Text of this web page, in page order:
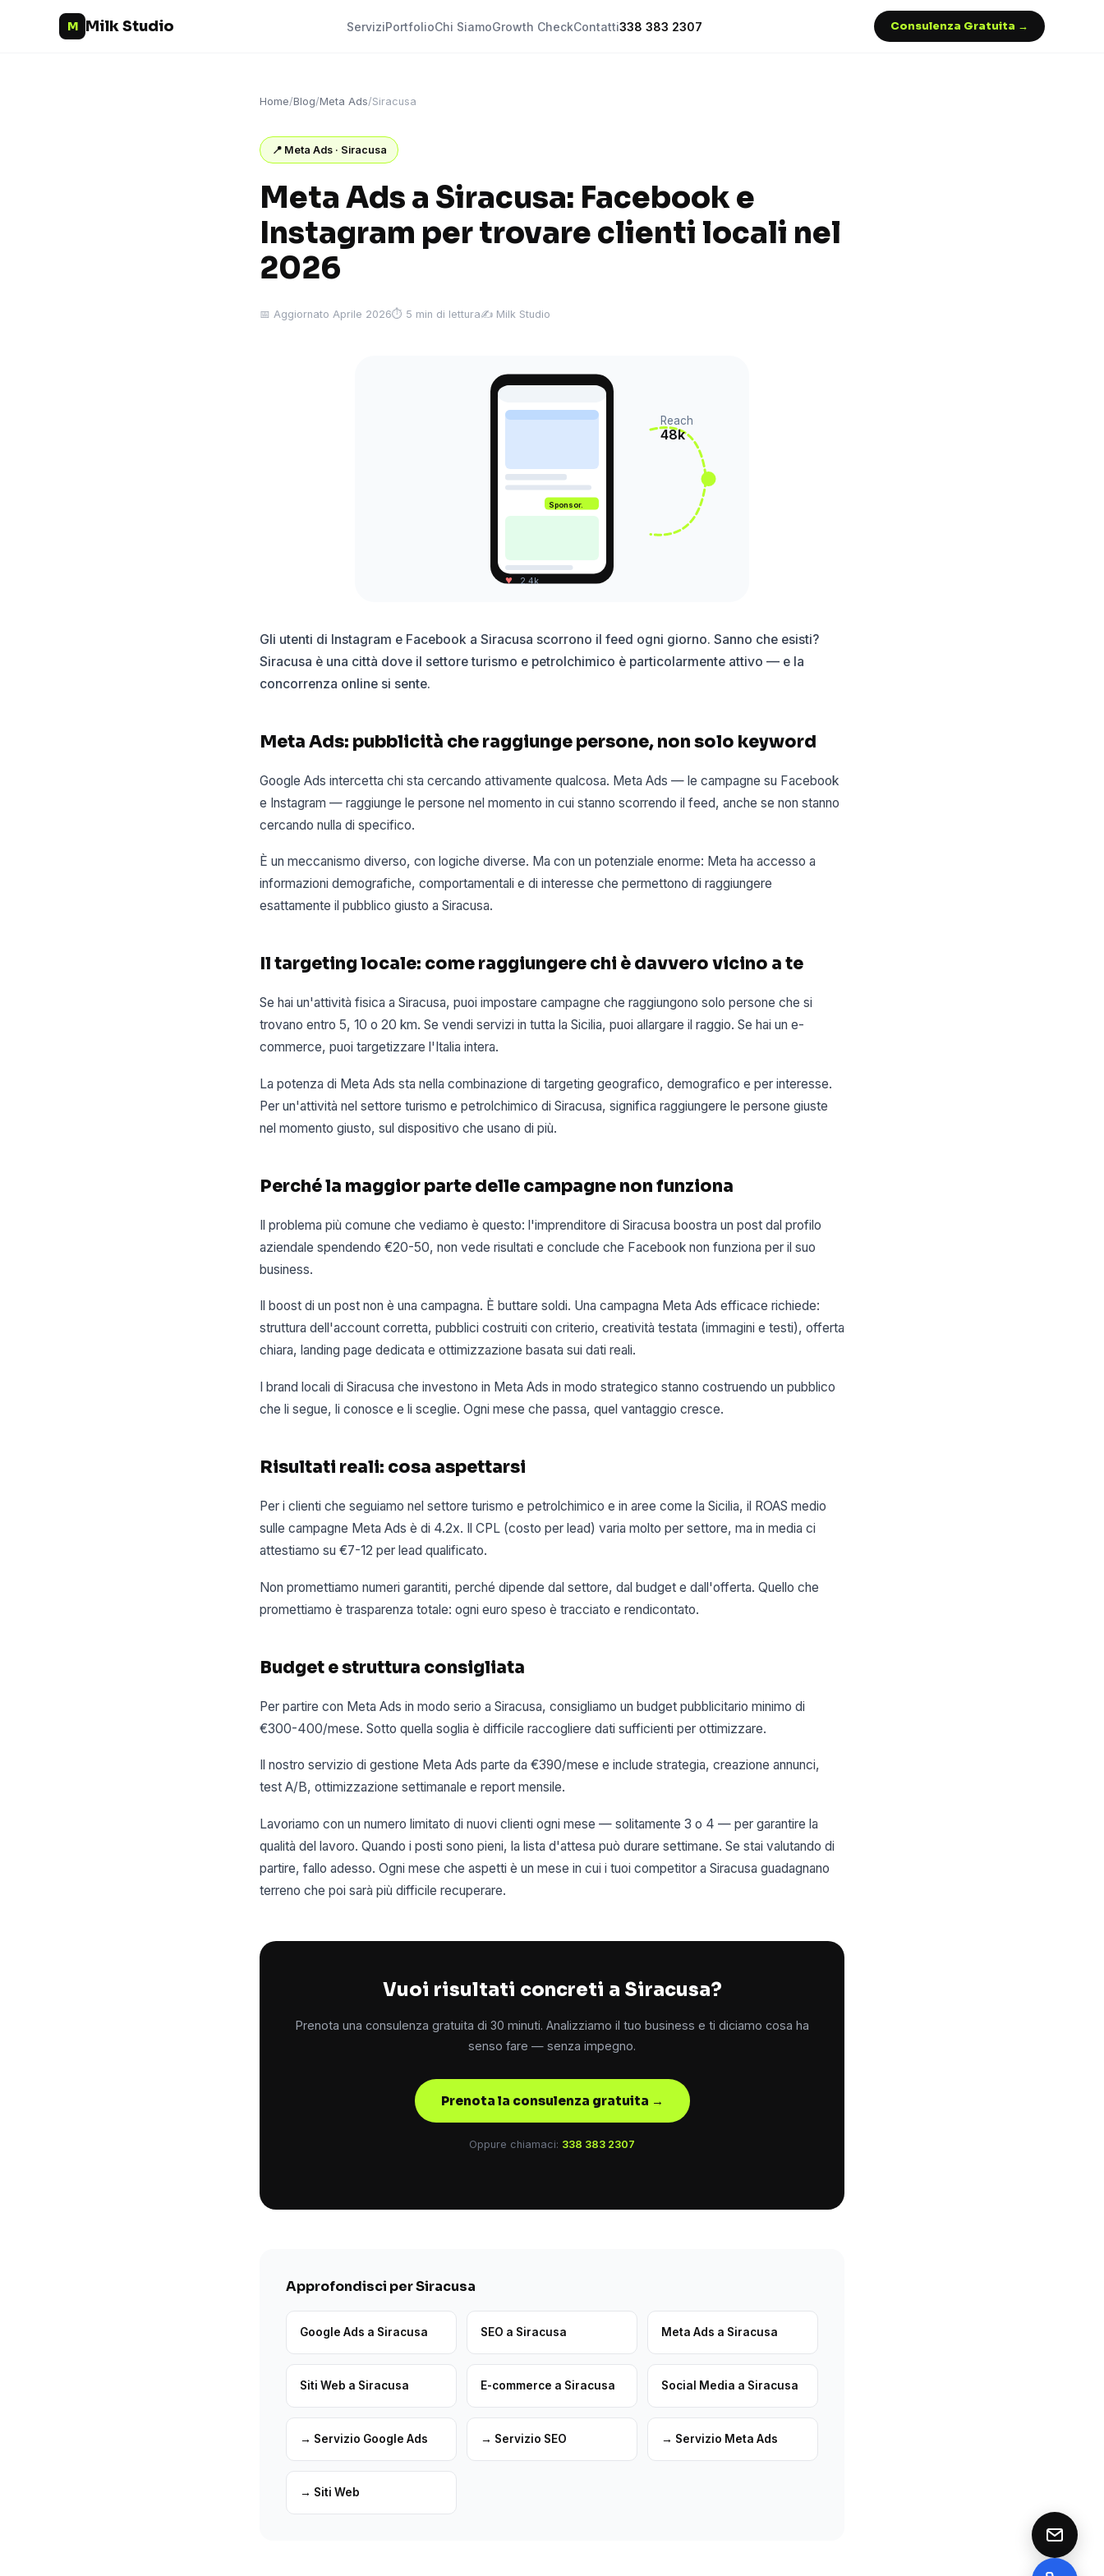
M Milk Studio ServiziPortfolioChi SiamoGrowth CheckContatti338 383 2307 Consulenza Gratuita →
Home/Blog/Meta Ads/Siracusa
📍 Meta Ads · Siracusa
Meta Ads a Siracusa: Facebook e
Instagram per trovare clienti locali nel
2026
📅 Aggiornato Aprile 2026⏱ 5 min di lettura✍️ Milk Studio
Sponsor.
♥ 2.4k
Reach
48k
Gli utenti di Instagram e Facebook a Siracusa scorrono il feed ogni giorno. Sanno che esisti?
Siracusa è una città dove il settore turismo e petrolchimico è particolarmente attivo — e la
concorrenza online si sente.
Meta Ads: pubblicità che raggiunge persone, non solo keyword
Google Ads intercetta chi sta cercando attivamente qualcosa. Meta Ads — le campagne su Facebook
e Instagram — raggiunge le persone nel momento in cui stanno scorrendo il feed, anche se non stanno
cercando nulla di specifico.
È un meccanismo diverso, con logiche diverse. Ma con un potenziale enorme: Meta ha accesso a
informazioni demografiche, comportamentali e di interesse che permettono di raggiungere
esattamente il pubblico giusto a Siracusa.
Il targeting locale: come raggiungere chi è davvero vicino a te
Se hai un'attività fisica a Siracusa, puoi impostare campagne che raggiungono solo persone che si
trovano entro 5, 10 o 20 km. Se vendi servizi in tutta la Sicilia, puoi allargare il raggio. Se hai un e-
commerce, puoi targetizzare l'Italia intera.
La potenza di Meta Ads sta nella combinazione di targeting geografico, demografico e per interesse.
Per un'attività nel settore turismo e petrolchimico di Siracusa, significa raggiungere le persone giuste
nel momento giusto, sul dispositivo che usano di più.
Perché la maggior parte delle campagne non funziona
Il problema più comune che vediamo è questo: l'imprenditore di Siracusa boostra un post dal profilo
aziendale spendendo €20-50, non vede risultati e conclude che Facebook non funziona per il suo
business.
Il boost di un post non è una campagna. È buttare soldi. Una campagna Meta Ads efficace richiede:
struttura dell'account corretta, pubblici costruiti con criterio, creatività testata (immagini e testi), offerta
chiara, landing page dedicata e ottimizzazione basata sui dati reali.
I brand locali di Siracusa che investono in Meta Ads in modo strategico stanno costruendo un pubblico
che li segue, li conosce e li sceglie. Ogni mese che passa, quel vantaggio cresce.
Risultati reali: cosa aspettarsi
Per i clienti che seguiamo nel settore turismo e petrolchimico e in aree come la Sicilia, il ROAS medio
sulle campagne Meta Ads è di 4.2x. Il CPL (costo per lead) varia molto per settore, ma in media ci
attestiamo su €7-12 per lead qualificato.
Non promettiamo numeri garantiti, perché dipende dal settore, dal budget e dall'offerta. Quello che
promettiamo è trasparenza totale: ogni euro speso è tracciato e rendicontato.
Budget e struttura consigliata
Per partire con Meta Ads in modo serio a Siracusa, consigliamo un budget pubblicitario minimo di
€300-400/mese. Sotto quella soglia è difficile raccogliere dati sufficienti per ottimizzare.
Il nostro servizio di gestione Meta Ads parte da €390/mese e include strategia, creazione annunci,
test A/B, ottimizzazione settimanale e report mensile.
Lavoriamo con un numero limitato di nuovi clienti ogni mese — solitamente 3 o 4 — per garantire la
qualità del lavoro. Quando i posti sono pieni, la lista d'attesa può durare settimane. Se stai valutando di
partire, fallo adesso. Ogni mese che aspetti è un mese in cui i tuoi competitor a Siracusa guadagnano
terreno che poi sarà più difficile recuperare.
Vuoi risultati concreti a Siracusa?
Prenota una consulenza gratuita di 30 minuti. Analizziamo il tuo business e ti diciamo cosa ha
senso fare — senza impegno.
Prenota la consulenza gratuita →
Oppure chiamaci: 338 383 2307
Approfondisci per Siracusa
Google Ads a Siracusa SEO a Siracusa Meta Ads a Siracusa
Siti Web a Siracusa E-commerce a Siracusa Social Media a Siracusa
→ Servizio Google Ads → Servizio SEO → Servizio Meta Ads
→ Siti Web